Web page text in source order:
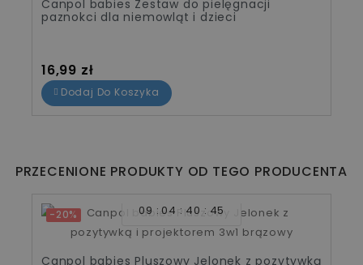
Canpol babies Zestaw do pielęgnacji
paznokci dla niemowląt i dzieci
Cena
16,99 zł
Dodaj Do Koszyka
PRZECENIONE PRODUKTY OD TEGO PRODUCENTA
-20% 09 04 40 45
Canpol babies Pluszowy Jelonek z pozytywką